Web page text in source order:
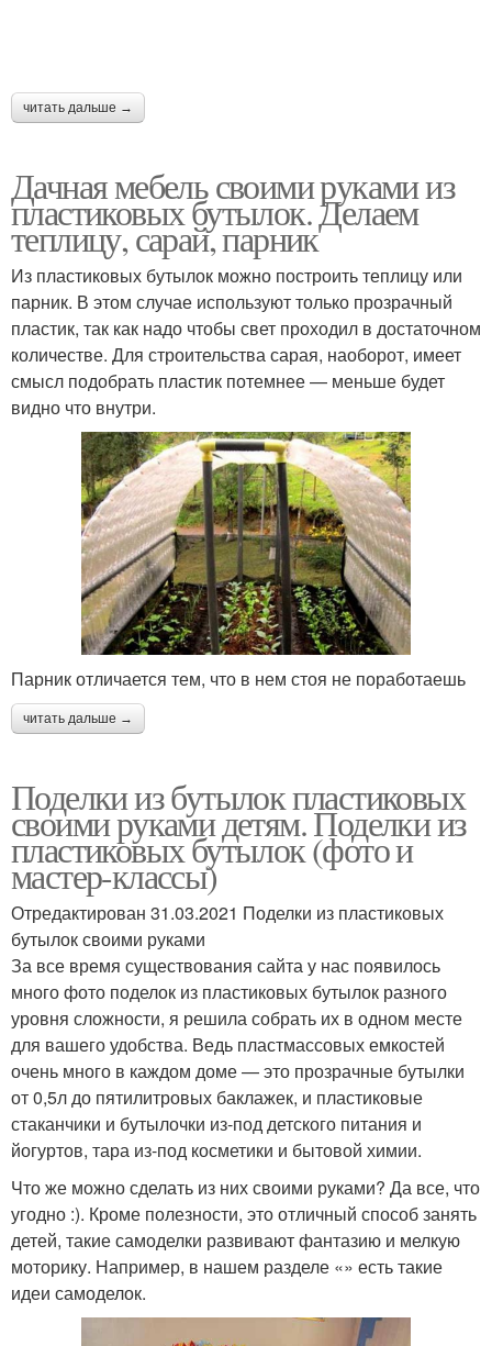
Бутылки для кухни
Кухонные поделки Филин из бутылок
читать дальше →
Дачная мебель своими руками из
пластиковых бутылок. Делаем
теплицу, сарай, парник
Из пластиковых бутылок можно построить теплицу или
парник. В этом случае используют только прозрачный
пластик, так как надо чтобы свет проходил в достаточном
количестве. Для строительства сарая, наоборот, имеет
смысл подобрать пластик потемнее — меньше будет
видно что внутри.
Парник отличается тем, что в нем стоя не поработаешь
читать дальше →
Поделки из бутылок пластиковых
своими руками детям. Поделки из
пластиковых бутылок (фото и
мастер-классы)
Отредактирован 31.03.2021 Поделки из пластиковых
бутылок своими руками
За все время существования сайта у нас появилось
много фото поделок из пластиковых бутылок разного
уровня сложности, я решила собрать их в одном месте
для вашего удобства. Ведь пластмассовых емкостей
очень много в каждом доме — это прозрачные бутылки
от 0,5л до пятилитровых баклажек, и пластиковые
стаканчики и бутылочки из-под детского питания и
йогуртов, тара из-под косметики и бытовой химии.
Что же можно сделать из них своими руками? Да все, что
угодно :). Кроме полезности, это отличный способ занять
детей, такие самоделки развивают фантазию и мелкую
моторику. Например, в нашем разделе «» есть такие
идеи самоделок.